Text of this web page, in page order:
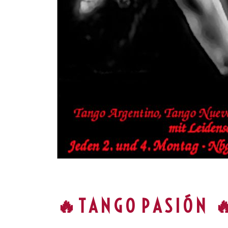
🔥 T A N G O P A S I Ó N